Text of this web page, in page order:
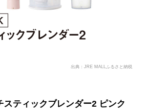
出典：JRE MALLふるさと納税
スティックブレンダー2 ピンク